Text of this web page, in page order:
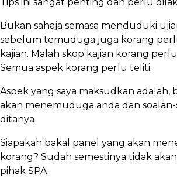
Bukan sahaja semasa menduduki
sebelum temuduga juga korang
kajian. Malah skop kajian korang
Semua aspek korang perlu teliti.
Aspek yang saya maksudkan adalah,
akan menemuduga anda dan
ditanya
Siapakah bakal panel yang akan
korang? Sudah semestinya tidak
pihak SPA.